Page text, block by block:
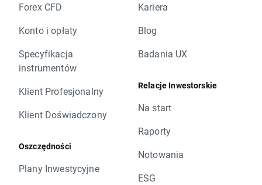
Forex CFD
Konto i opłaty
Specyfikacja
instrumentów
Klient Profesjonalny
Klient Doświadczony
Oszczędności
Plany Inwestycyjne
Kariera
Blog
Badania UX
Relacje Inwestorskie
Na start
Raporty
Notowania
ESG